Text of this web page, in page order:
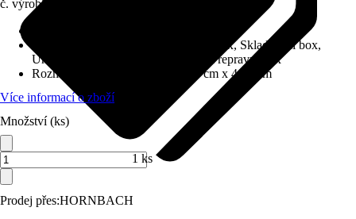
Prodej přes:HORNBACH
č. výrobku
Třídící krabice, Plastový box, Skladovací box,
Univerzální bedna, Úschovný box, Přepravní box
Rozměry (ŠxVxH)
73.5 cm x 46 cm x 44.5 cm
Více informací o zboží
Množství (ks)
1 ks